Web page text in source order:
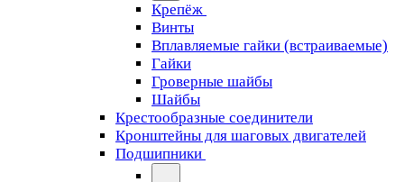
Крепёж
Винты
Вплавляемые гайки (встраиваемые)
Гайки
Гроверные шайбы
Шайбы
Крестообразные соединители
Кронштейны для шаговых двигателей
Подшипники